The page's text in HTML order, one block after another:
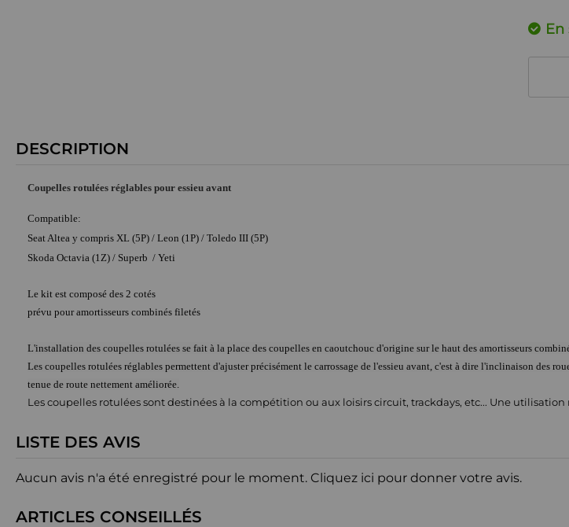
En
DESCRIPTION
Coupelles rotulées réglables pour essieu avant
Compatible:
Seat Altea y compris XL (5P) / Leon (1P) / Toledo III (5P)
Skoda Octavia (1Z) / Superb / Yeti
Le kit est composé des 2 cotés
prévu pour amortisseurs combinés filetés
L'installation des coupelles rotulées se fait à la place des coupelles en caoutchouc d'origine sur le haut des amortisseurs
Les coupelles rotulées réglables permettent d'ajuster précisément le carrossage de l'essieu avant, c'est à dire l'inclinaison des
tenue de route nettement améliorée.
Les coupelles rotulées sont destinées à la compétition ou aux loisirs circuit, trackdays, etc... Une
LISTE DES AVIS
Aucun avis n'a été enregistré pour le moment. Cliquez ici pour donner votre avis.
ARTICLES CONSEILLÉS